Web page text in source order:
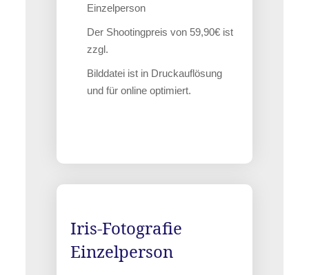
Iris-Fotografie
Einzelperson
Einzelperson
Der Shootingpreis von 59,90€ ist
zzgl.
Bilddatei ist in Druckauflösung
und für online optimiert.